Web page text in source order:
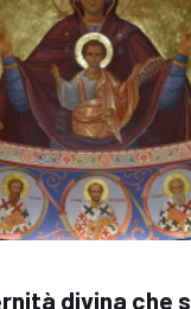
divina che